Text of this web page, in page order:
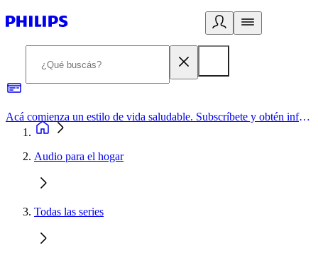
Acá comienza un estilo de vida saludable. Subscríbete y obtén información de primera mano
Audio para el hogar
Todas las series